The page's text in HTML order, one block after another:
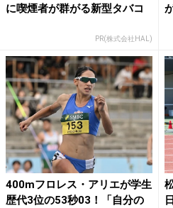
に喫煙者が群がる新型タバコ
PR(株式会社HAL)
400mフロレス・アリエが学生
歴代3位の53秒03！「自分の